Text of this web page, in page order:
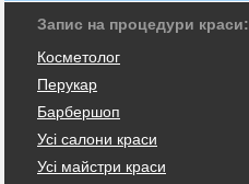
Запис на процедури краси:
Косметолог
Перукар
Барбершоп
Усі салони краси
Усі майстри краси